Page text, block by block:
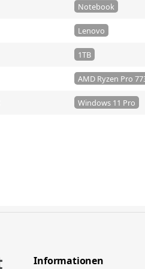
Notebook
Lenovo
1TB
AMD Ryzen Pro
Windows 11 Pro
Informationen